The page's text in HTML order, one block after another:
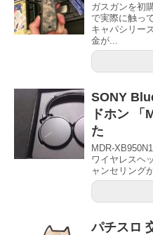
ガスガンを初
で実際に触っ
キャパシリー
金が...
SONY
ドホン 「
た
MDR-
ワイヤレスヘ
ャンセリング
パチスロ